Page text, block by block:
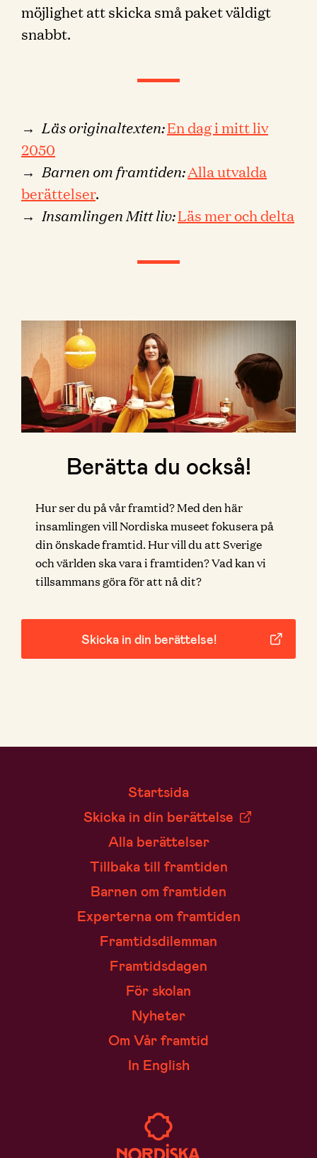
möjlighet att skicka små paket väldigt
snabbt.
→ Läs originaltexten:En dag i mitt liv
2050
→ Barnen om framtiden:Alla utvalda
berättelser.
→ Insamlingen Mitt liv:Läs mer och delta
Berätta du också!
Hur ser du på vår framtid? Med den här
insamlingen vill Nordiska museet fokusera på
din önskade framtid. Hur vill du att Sverige
och världen ska vara i framtiden? Vad kan vi
tillsammans göra för att nå dit?
Skicka in din berättelse!
Startsida
Skicka in din berättelse
Alla berättelser
Tillbaka till framtiden
Barnen om framtiden
Experterna om framtiden
Framtidsdilemman
Framtidsdagen
För skolan
Nyheter
Om Vår framtid
In English